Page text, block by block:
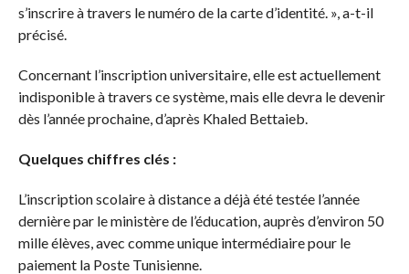
s’inscrire à travers le numéro de la carte d’identité. », a-t-il
précisé.
Concernant l’inscription universitaire, elle est actuellement
indisponible à travers ce système, mais elle devra le devenir
dès l’année prochaine, d’après Khaled Bettaieb.
Quelques chiffres clés :
L’inscription scolaire à distance a déjà été testée l’année
dernière par le ministère de l’éducation, auprès d’environ 50
mille élèves, avec comme unique intermédiaire pour le
paiement la Poste Tunisienne.